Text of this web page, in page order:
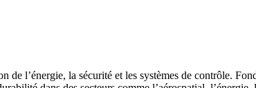
l’énergie, la sécurité et les systèmes de contrôle.